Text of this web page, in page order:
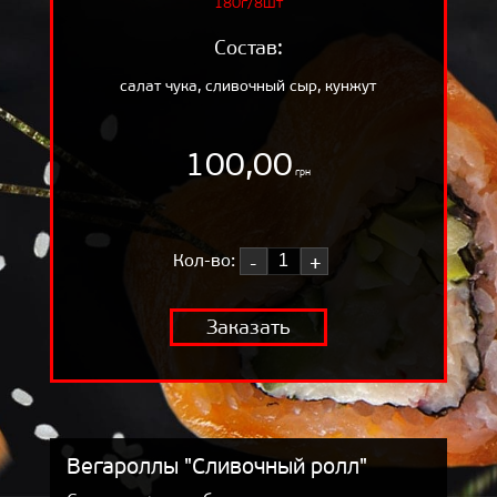
Состав:
салат чука, сливочный сыр, кунжут
100,00 грн
Кол-во: - +
Заказать
Вегароллы "Сливочный ролл"
КОРЗИНА